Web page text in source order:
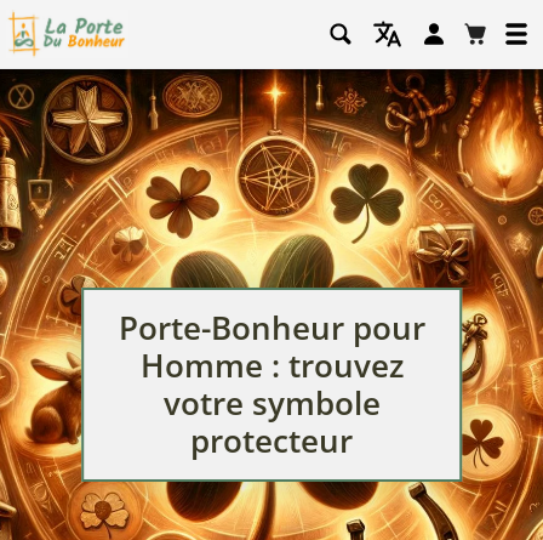
connecter
Porte-Bonheur pour
Homme : trouvez
votre symbole
protecteur